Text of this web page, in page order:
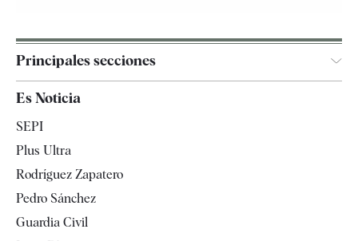
Principales secciones
España
Televisión
Es Noticia
SEPI
Plus Ultra
Rodríguez Zapatero
Pedro Sánchez
Guardia Civil